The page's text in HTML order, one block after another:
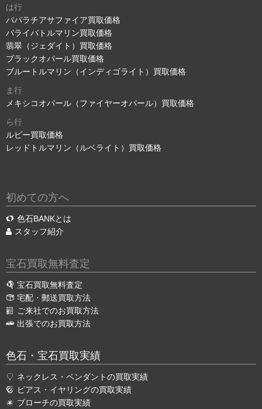
は行
パパラチアサファイア買取価格
パライバトルマリン買取価格
翡翠（ジェダイト）買取価格
ブラックオパール買取価格
ブルートルマリン（インディゴライト）買取価格
ま行
メキシコオパール（ファイヤーオパール）買取価格
ら行
ルビー買取価格
レッドトルマリン（ルベライト）買取価格
初めての方へ
色石BANKとは
スタッフ紹介
宝石買取無料査定
宝石買取無料査定
宅配・郵送買取方法
ご来社でのお買取方法
出張でのお買取方法
色石・宝石買取実績
ネックレス・ペンダントの買取実績
ピアス・イヤリングの買取実績
ブローチの買取実績